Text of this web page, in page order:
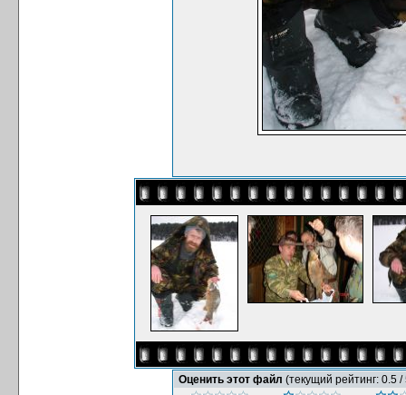
Оценить этот файл (текущий рейтинг: 0.5 /